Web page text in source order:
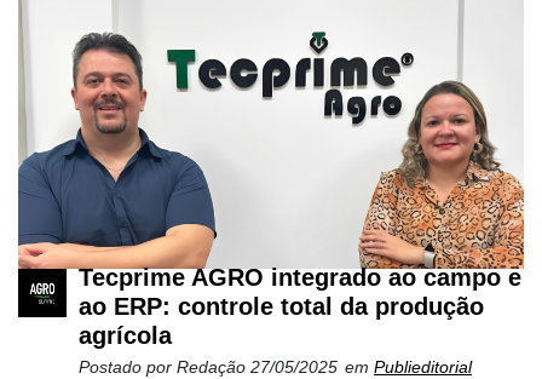
Tecprime AGRO integrado ao campo e
ao ERP: controle total da produção
agrícola
Postado por Redação 27/05/2025 em Publieditorial